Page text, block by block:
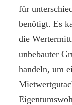
für
benötigt. Es
die
unbebauter
handeln, um